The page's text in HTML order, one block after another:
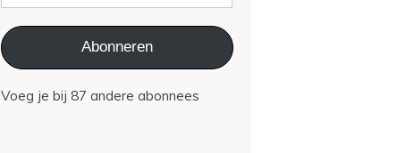
Abonneren
Voeg je bij 87 andere abonnees